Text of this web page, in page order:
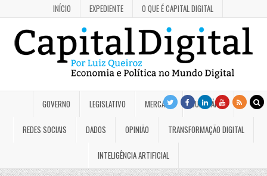
INÍCIO EXPEDIENTE O QUE É CAPITAL DIGITAL
GOVERNO LEGISLATIVO MERCADO JUDICIÁRIO
REDES SOCIAIS DADOS OPINIÃO TRANSFORMAÇÃO DIGITAL
INTELIGÊNCIA ARTIFICIAL